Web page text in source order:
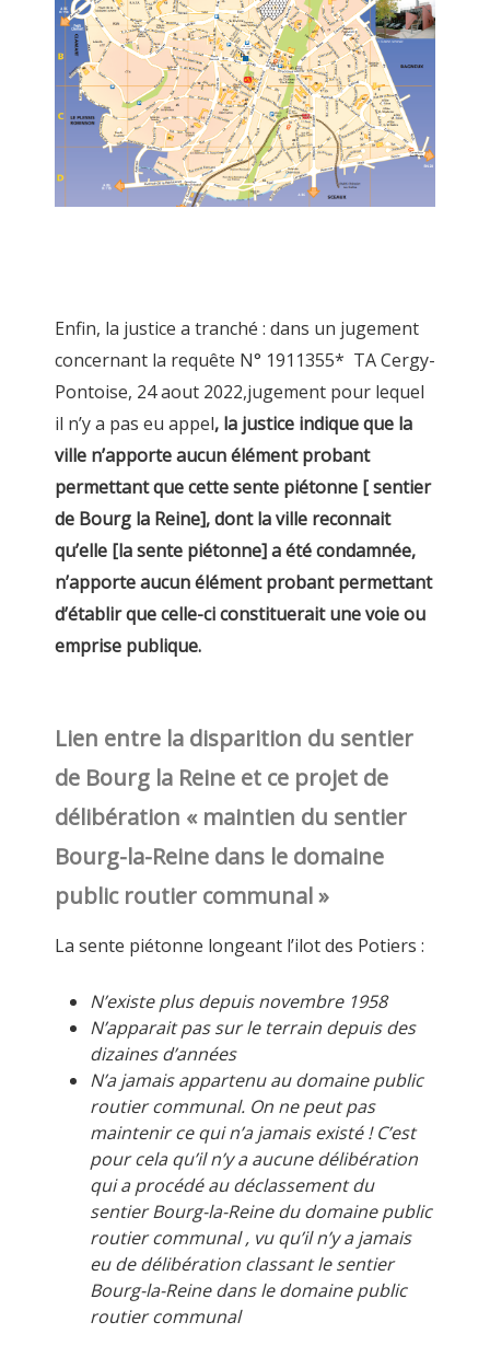
Enfin, la justice a tranché : dans un jugement
concernant la requête N° 1911355* TA Cergy-
Pontoise, 24 aout 2022,jugement pour lequel
il n’y a pas eu appel, la justice indique que la
ville n’apporte aucun élément probant
permettant que cette sente piétonne [ sentier
de Bourg la Reine], dont la ville reconnait
qu’elle [la sente piétonne] a été condamnée,
n’apporte aucun élément probant permettant
d’établir que celle-ci constituerait une voie ou
emprise publique.
Lien entre la disparition du sentier
de Bourg la Reine et ce projet de
délibération « maintien du sentier
Bourg-la-Reine dans le domaine
public routier communal»
La sente piétonne longeant l’ilot des Potiers :
N’existe plus depuis novembre 1958
N’apparait pas sur le terrain depuis des
dizaines d’années
N’a jamais appartenu au domaine public
routier communal. On ne peut pas
maintenir ce qui n’a jamais existé !C’est
pour cela qu’il n’y a aucune délibération
qui a procédé au déclassement du
sentier Bourg-la-Reine du domaine public
routier communal , vu qu’il n’y a jamais
eu de délibération classant le sentier
Bourg-la-Reine dans le domaine public
routier communal